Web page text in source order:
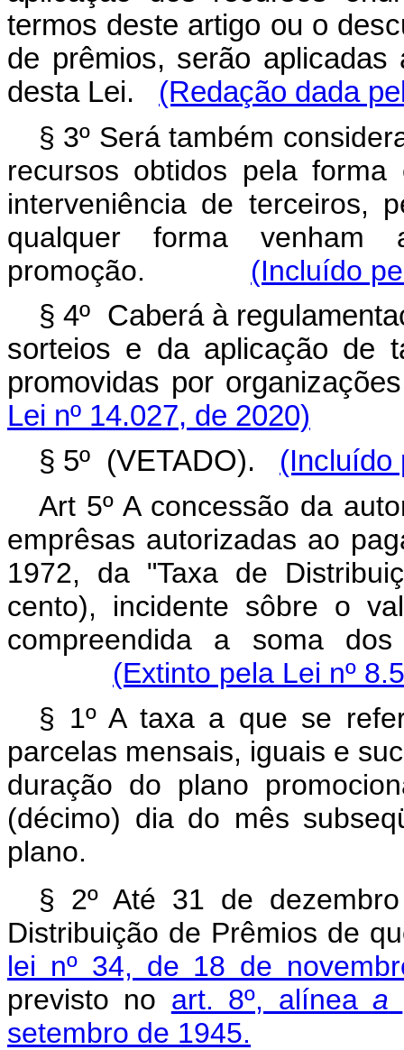
termos deste artigo ou o
de prêmios, serão
desta Lei.
(Redação dada
§ 3º Será também
recursos obtidos pela
interveniência de terceiros,
qualquer forma
promoção. (Incluído
§ 4º Caberá à
sorteios e da aplicação de
promovidas por
Lei nº 14.027, de 2020)
§ 5º (VETADO).
(Incluído
Art 5º A concessão da
emprêsas autorizadas ao
1972, da "Taxa de
cento), incidente sôbre o
compreendida a soma
(Extinto pela Lei nº
§ 1º A taxa a que se
parcelas mensais, iguais e
duração do plano
(décimo) dia do mês
plano.
§ 2º Até 31 de
Distribuição de Prêmios de
lei nº 34, de 18 de
previsto no art. 8º, alínea a
setembro de 1945.